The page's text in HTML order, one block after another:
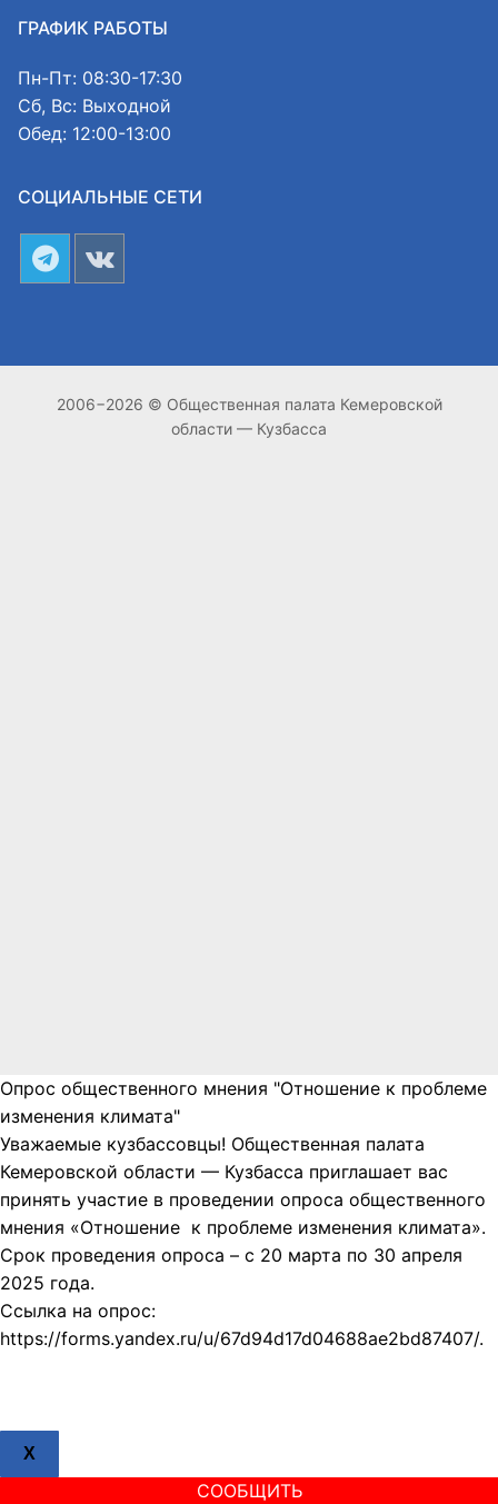
ГРАФИК РАБОТЫ
Пн-Пт: 08:30-17:30
Сб, Вс: Выходной
Обед: 12:00-13:00
СОЦИАЛЬНЫЕ СЕТИ
2006−2026 © Общественная палата Кемеровской
области — Кузбасса
Опрос общественного мнения "Отношение к проблеме
изменения климата"
Уважаемые кузбассовцы! Общественная палата
Кемеровской области — Кузбасса приглашает вас
принять участие в проведении опроса общественного
мнения «Отношение к проблеме изменения климата».
Срок проведения опроса – с 20 марта по 30 апреля
2025 года.
Ссылка на опрос:
https://forms.yandex.ru/u/67d94d17d04688ae2bd87407/.
X
СООБЩИТЬ